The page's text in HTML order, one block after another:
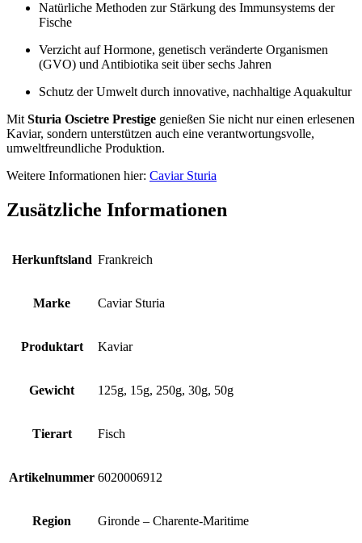
Natürliche Methoden zur Stärkung des Immunsystems der
Fische
Verzicht auf Hormone, genetisch veränderte Organismen
(GVO) und Antibiotika seit über sechs Jahren
Schutz der Umwelt durch innovative, nachhaltige Aquakultur
Mit Sturia Oscietre Prestige genießen Sie nicht nur einen erlesenen
Kaviar, sondern unterstützen auch eine verantwortungsvolle,
umweltfreundliche Produktion.
Weitere Informationen hier: Caviar Sturia
Zusätzliche Informationen
Herkunftsland Frankreich
Marke Caviar Sturia
Produktart Kaviar
Gewicht 125g, 15g, 250g, 30g, 50g
Tierart Fisch
Artikelnummer 6020006912
Region Gironde – Charente-Maritime